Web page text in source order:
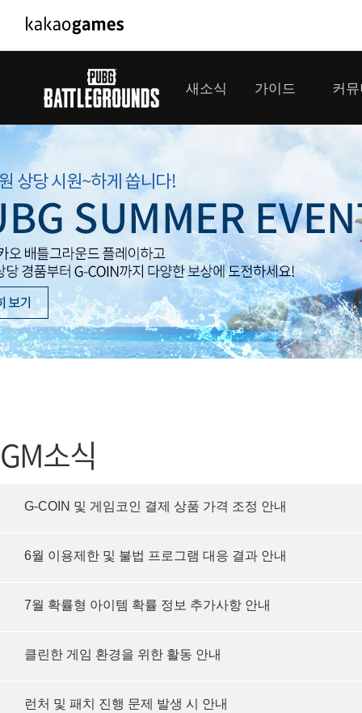
PC/모바일게임
도깨비의세계
아키에이지 워
아레스 : 라이즈 오브 가디언즈
배틀그라
패스 오브
패스 오브
모바일게임
우마무스메 프리티 더비
SMiniz
프렌즈팝콘
서비스
내정보
보안센터
새소식
이벤트
업데이트
대회소식
가이드 커
플레이
클랜
모집
GM소식
G-COIN 및 게임코인 결제 상품 가격 조정 안내
6월 이용제한 및 불법 프로그램 대응 결과 안내
7월 확률형 아이템 확률 정보 추가사항 안내
클린한 게임 환경을 위한 활동 안내
런처 및 패치 진행 문제 발생 시 안내